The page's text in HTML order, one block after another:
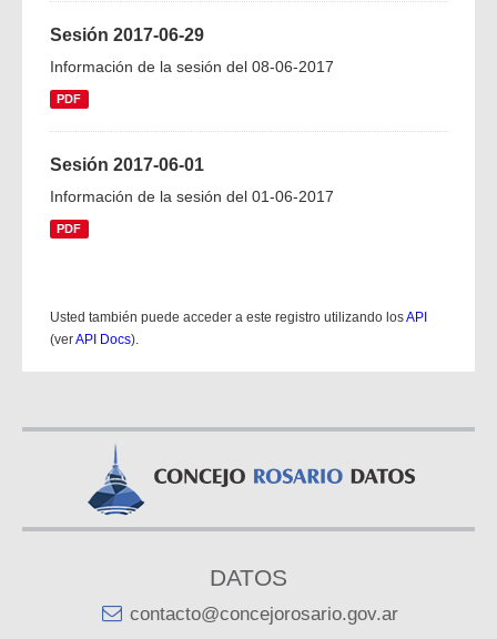
Sesión 2017-06-29
Información de la sesión del 08-06-2017
PDF
Sesión 2017-06-01
Información de la sesión del 01-06-2017
PDF
Usted también puede acceder a este registro utilizando losAPI
(verAPI Docs).
DATOS
contacto@concejorosario.gov.ar